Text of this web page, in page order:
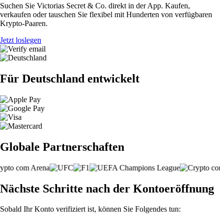
Suchen Sie Victorias Secret & Co. direkt in der App. Kaufen,
verkaufen oder tauschen Sie flexibel mit Hunderten von verfügbaren
Krypto-Paaren.
Jetzt loslegen
Für Deutschland entwickelt
Globale Partnerschaften
Nächste Schritte nach der Kontoeröffnung
Sobald Ihr Konto verifiziert ist, können Sie Folgendes tun: